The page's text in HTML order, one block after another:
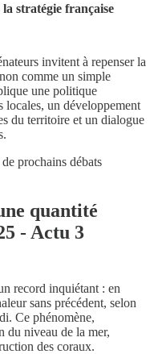
stratégie française
invitent à repenser la
comme un simple
une politique
locales, un développement
du territoire et un dialogue
prochains débats
quantité
- Actu 3
record inquiétant : en
sans précédent, selon
Ce phénomène,
du niveau de la mer,
des coraux.